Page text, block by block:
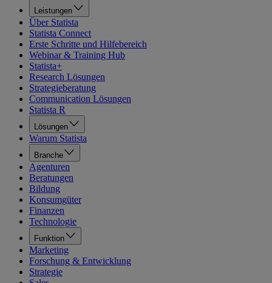
Leistungen
Über Statista
Statista Connect
Erste Schritte und Hilfebereich
Webinar & Training Hub
Statista+
Research Lösungen
Strategieberatung
Communication Lösungen
Statista R
Lösungen
Warum Statista
Branche
Agenturen
Beratungen
Bildung
Konsumgüter
Finanzen
Technologie
Funktion
Marketing
Forschung & Entwicklung
Strategie